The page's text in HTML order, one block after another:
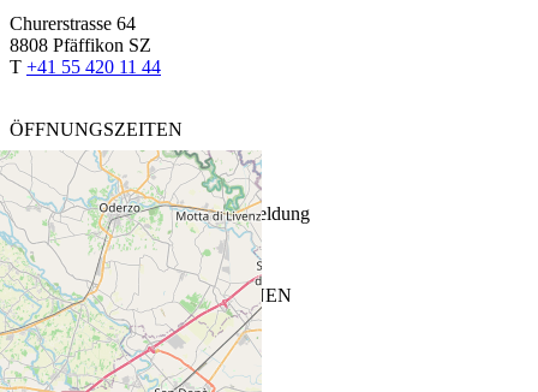
Churerstrasse 64
8808 Pfäffikon SZ
T +41 55 420 11 44
ÖFFNUNGSZEITEN
Fr: 13.30 bis 18.30 Uhr
Sa: 9.00 bis 17.00 Uhr
Montag bis Donnerstag auf Anmeldung
Spezielle Öffnungszeiten
CAVETTA VINOTHEK SIEBNEN
Glarnerstrasse 27
8854 Siebnen
T+41 55 440 13 88